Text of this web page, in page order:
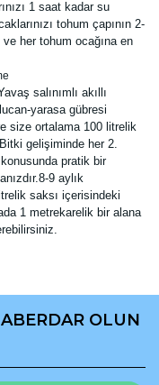
1 saat kadar su
tohum çapının 2-
ve her tohum ocağına en
salınımlı akıllı
yarasa gübresi
size ortalama 100 litrelik
gelişiminde her 2.
pratik bir
9 aylık
saksı içerisindeki
1 metrekarelik bir alana
öneri formunu
OLUN